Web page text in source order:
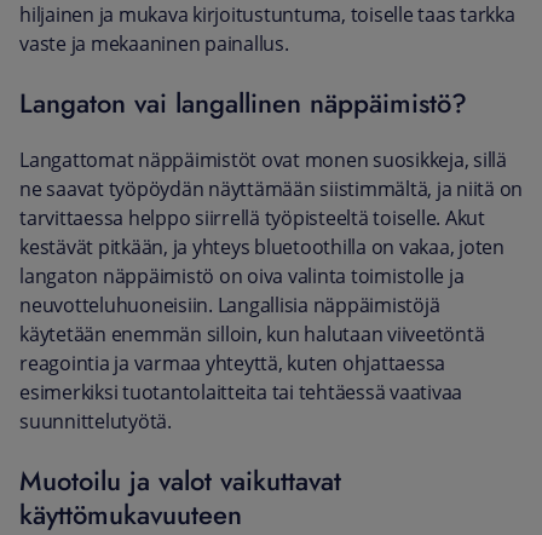
hiljainen ja mukava kirjoitustuntuma, toiselle taas tarkka
vaste ja mekaaninen painallus.
Langaton vai langallinen näppäimistö?
Langattomat näppäimistöt ovat monen suosikkeja, sillä
ne saavat työpöydän näyttämään siistimmältä, ja niitä on
tarvittaessa helppo siirrellä työpisteeltä toiselle. Akut
kestävät pitkään, ja yhteys bluetoothilla on vakaa, joten
langaton näppäimistö on oiva valinta toimistolle ja
neuvotteluhuoneisiin. Langallisia näppäimistöjä
käytetään enemmän silloin, kun halutaan viiveetöntä
reagointia ja varmaa yhteyttä, kuten ohjattaessa
esimerkiksi tuotantolaitteita tai tehtäessä vaativaa
suunnittelutyötä.
Muotoilu ja valot vaikuttavat
käyttömukavuuteen